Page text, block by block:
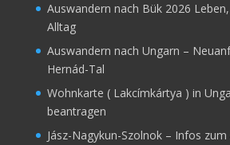
Auswandern nach Bük 2026
Alltag
Auswandern nach Ungarn –
Hernád-Tal
Wohnkarte ( Lakcímkártya ) in
beantragen
Jász-Nagykun-Szolnok – Infos